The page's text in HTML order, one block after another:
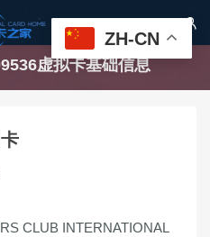

虚拟卡基础信息
CLUB INTERNATIONAL
ZH-CN